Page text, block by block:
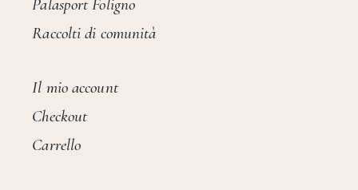
Palasport Foligno
Raccolti di comunità
Il mio account
Checkout
Carrello